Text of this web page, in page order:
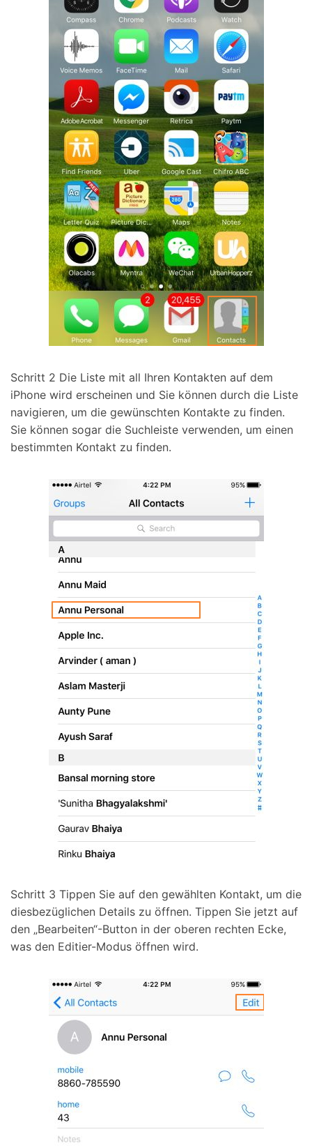
Schritt 2 Die Liste mit all Ihren Kontakten auf dem
iPhone wird erscheinen und Sie können durch die Liste
navigieren, um die gewünschten Kontakte zu finden.
Sie können sogar die Suchleiste verwenden, um einen
bestimmten Kontakt zu finden.
Schritt 3 Tippen Sie auf den gewählten Kontakt, um die
diesbezüglichen Details zu öffnen. Tippen Sie jetzt auf
den „Bearbeiten“-Button in der oberen rechten Ecke,
was den Editier-Modus öffnen wird.